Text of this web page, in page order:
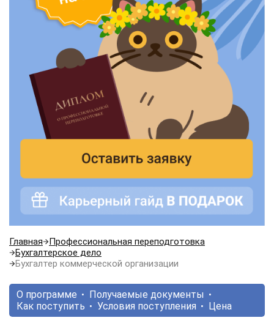
Главная
Профессиональная переподготовка
Бухгалтерское дело
Бухгалтер коммерческой организации
О программе
Получаемые документы
Как поступить
Условия поступления Цена